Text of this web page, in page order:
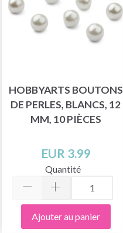
HOBBYARTS BOUTONS
DE PERLES, BLANCS, 12
MM, 10 PIÈCES
EUR 3.99
Quantité
Ajouter au panier